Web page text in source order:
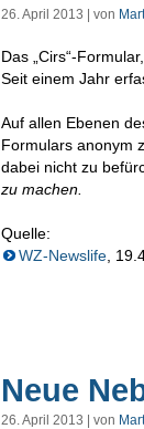
26. April 2013 | von
Das „Cirs“-
Seit einem Jahr
Auf allen Ebenen
Formulars anonym
dabei nicht zu
zu machen.
Quelle:
WZ-Newslife ,
Neue
26. April 2013 | von